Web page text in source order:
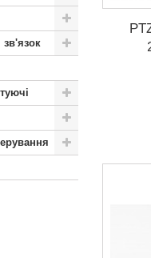
зв'язок